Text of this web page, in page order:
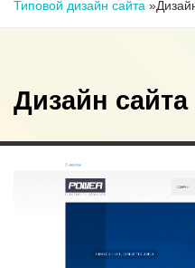
Типовой дизайн сайта »
Дизайн сайта